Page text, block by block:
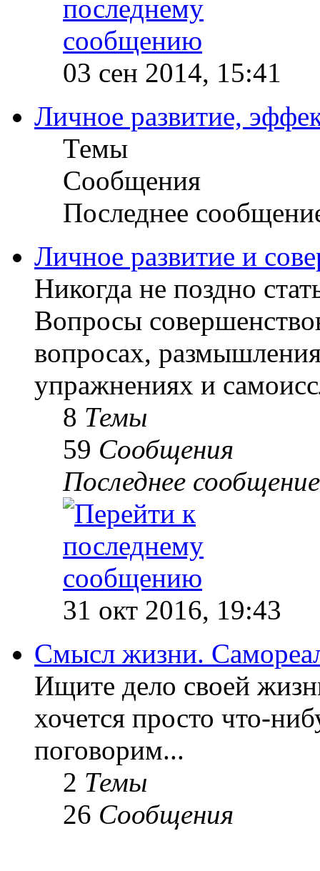
03 сен 2014, 15:41
Личное развитие,
Темы
Сообщения
Последнее
Личное развитие и
Никогда не поздно
Вопросы
вопросах,
упражнениях и
8 Темы
59 Сообщения
Последнее сообщение
31 окт 2016, 19:43
Смысл жизни.
Ищите дело своей
хочется просто что-
поговорим...
2 Темы
26 Сообщения